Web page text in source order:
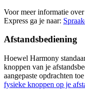
Voor meer informatie
Express ga je naar:
Afstandsbediening
Hoewel Harmony
knoppen van je
aangepaste opdrachten
fysieke knoppen op je